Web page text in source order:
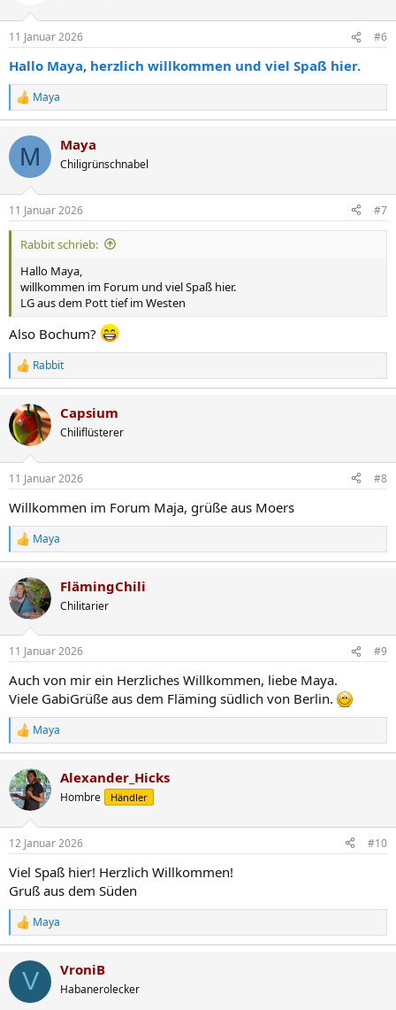
e
:
11 Januar 2026 #6
Hallo Maya, herzlich willkommen und viel Spaß hier.
R
e
k
i
e
n
Maya
M Maya
Chiligrünschnabel
11 Januar 2026 #7
Rabbit schrieb:
Hallo Maya,
willkommen im Forum und viel Spaß hier.
LG aus dem Pott tief im Westen
Also Bochum?
R
e
k
t
i
e
:
Rabbit
Capsium
Chiliflüsterer
11 Januar 2026 #8
Willkommen im Forum Maja, grüße aus Moers
R
e
k
t
i
e
:
Maya
FlämingChili
Chilitarier
11 Januar 2026 #9
Auch von mir ein Herzliches Willkommen, liebe Maya.
Viele GabiGrüße aus dem Fläming südlich von Berlin.
R
e
k
t
i
e
:
Maya
Alexander_Hicks
Hombre Händler
12 Januar 2026 #10
Viel Spaß hier! Herzlich Willkommen!
Gruß aus dem Süden
R
e
k
i
Maya
V VroniB
Habanerolecker